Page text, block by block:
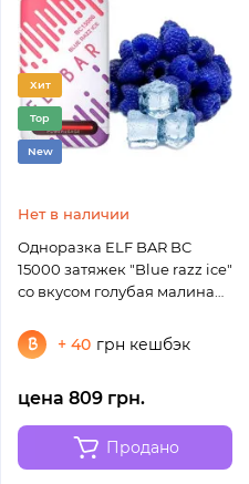
Хит
Top
New
Нет в наличии
Одноразка ELF BAR BC
15000 затяжек "Blue razz ice"
со вкусом голубая малина
+ 40 грн кешбэк
цена 809 грн.
Продано